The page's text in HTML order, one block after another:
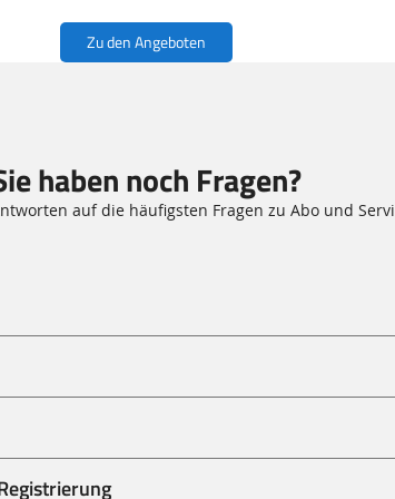
Zu den Angeboten
haben noch Fragen?
auf die häufigsten Fragen zu Abo und